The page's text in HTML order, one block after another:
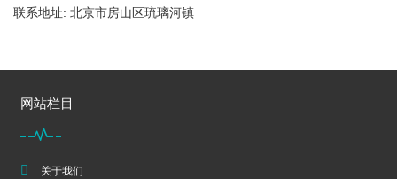
联系地址: 北京市房山区琉璃河镇
网站栏目
关于我们